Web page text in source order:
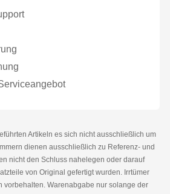
Artikeln es sich nicht ausschließlich um
dienen ausschließlich zu Referenz- und
nicht den Schluss nahelegen oder darauf
von Original gefertigt wurden. Irrtümer
vorbehalten. Warenabgabe nur solange der